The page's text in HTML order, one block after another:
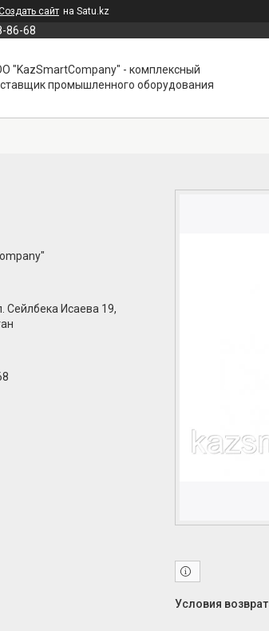
сайт на Satu.kz
86-68
"KazSmartCompany" - комплексный
промышленного оборудования
Сейлбека Исаева 19,